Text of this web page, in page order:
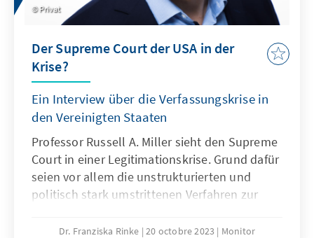
Privat
Der Supreme Court der USA in der
Krise?
Ein Interview über die Verfassungskrise in
den Vereinigten Staaten
Professor Russell A. Miller sieht den Supreme
Court in einer Legitimationskrise. Grund dafür
seien vor allem die unstrukturierten und
politisch stark umstrittenen Verfahren zur
fordert nachdrücklich einen Verhaltenskodex
Dr. Franziska Rinke 20 octobre 2023 Monitor